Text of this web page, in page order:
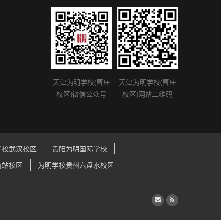
天津为明学校(曹庄
校区)微信公众号
天津为明学校(曹庄
校区)网站二维码
武汉校区
贵阳为明国际学校
校区
为明学校贵州六盘水校区